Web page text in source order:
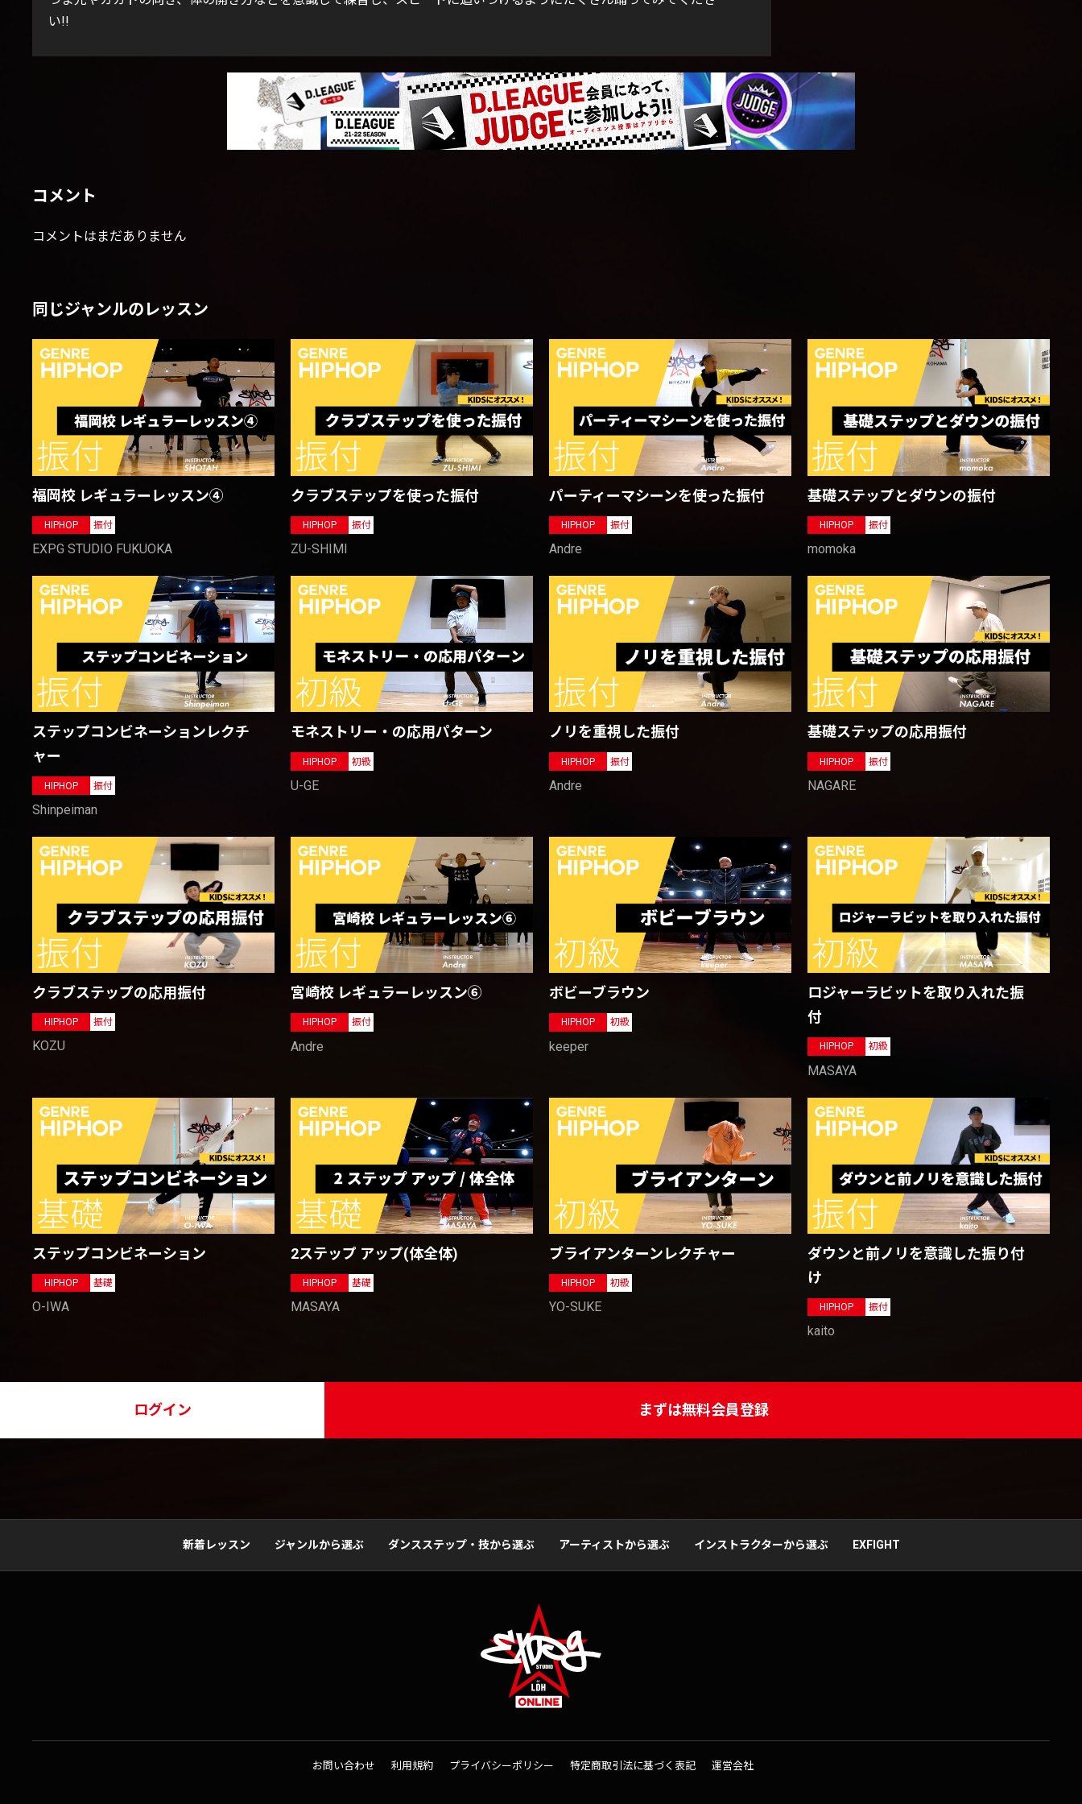
い!!
コメント
コメントはまだありません
同じジャンルのレッスン
福岡校 レギュラーレッスン④
HIPHOP 振付
EXPG STUDIO FUKUOKA
クラブステップを使った振付
HIPHOP 振付
ZU-SHIMI
パーティーマシーンを使った振付
HIPHOP 振付
Andre
基礎ステップとダウンの振付
HIPHOP 振付
momoka
ステップコンビネーションレクチ
ャー
HIPHOP 振付
Shinpeiman
モネストリー・の応用パターン
HIPHOP 初級
U-GE
ノリを重視した振付
HIPHOP 振付
Andre
基礎ステップの応用振付
HIPHOP 振付
NAGARE
クラブステップの応用振付
HIPHOP 振付
KOZU
宮崎校 レギュラーレッスン⑥
HIPHOP 振付
Andre
ボビーブラウン
HIPHOP 初級
keeper
ロジャーラビットを取り入れた振
付
HIPHOP 初級
MASAYA
ステップコンビネーション
HIPHOP 基礎
O-IWA
2ステップ アップ(体全体)
HIPHOP 基礎
MASAYA
ブライアンターンレクチャー
HIPHOP 初級
YO-SUKE
ダウンと前ノリを意識した振り付
け
HIPHOP 振付
kaito
ログイン まずは無料会員登録
新着レッスン ジャンルから選ぶ ダンスステップ・技から選ぶ アーティストから選ぶ インストラクターから選ぶ EXFIGHT
お問い合わせ 利用規約 プライバシーポリシー 特定商取引法に基づく表記 運営会社